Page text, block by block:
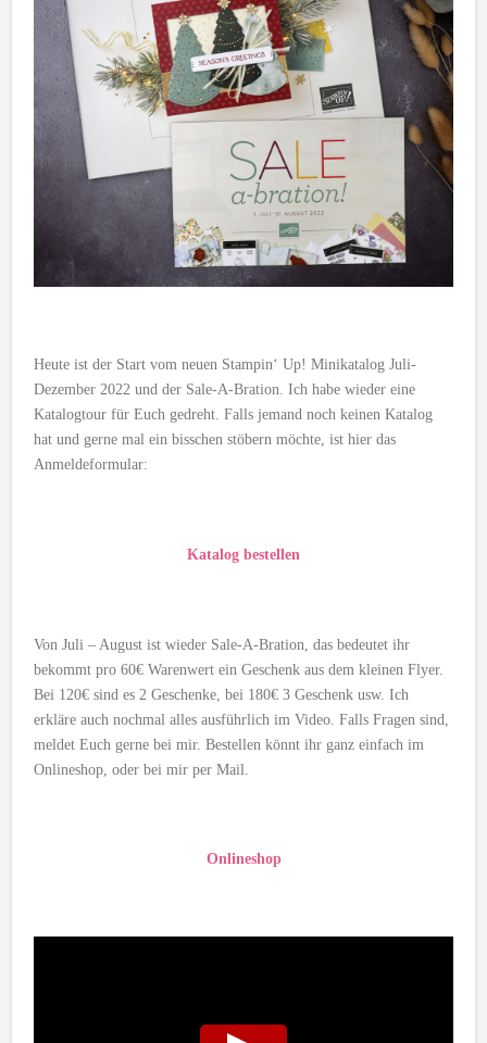
Heute ist der Start vom neuen Stampin‘ Up! Minikatalog Juli-
Dezember 2022 und der Sale-A-Bration. Ich habe wieder eine
Katalogtour für Euch gedreht. Falls jemand noch keinen Katalog
hat und gerne mal ein bisschen stöbern möchte, ist hier das
Anmeldeformular:
Katalog bestellen
Von Juli – August ist wieder Sale-A-Bration, das bedeutet ihr
bekommt pro 60€ Warenwert ein Geschenk aus dem kleinen Flyer.
Bei 120€ sind es 2 Geschenke, bei 180€ 3 Geschenk usw. Ich
erkläre auch nochmal alles ausführlich im Video. Falls Fragen sind,
meldet Euch gerne bei mir. Bestellen könnt ihr ganz einfach im
Onlineshop, oder bei mir per Mail.
Onlineshop